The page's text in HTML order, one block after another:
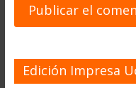
Edición Impresa